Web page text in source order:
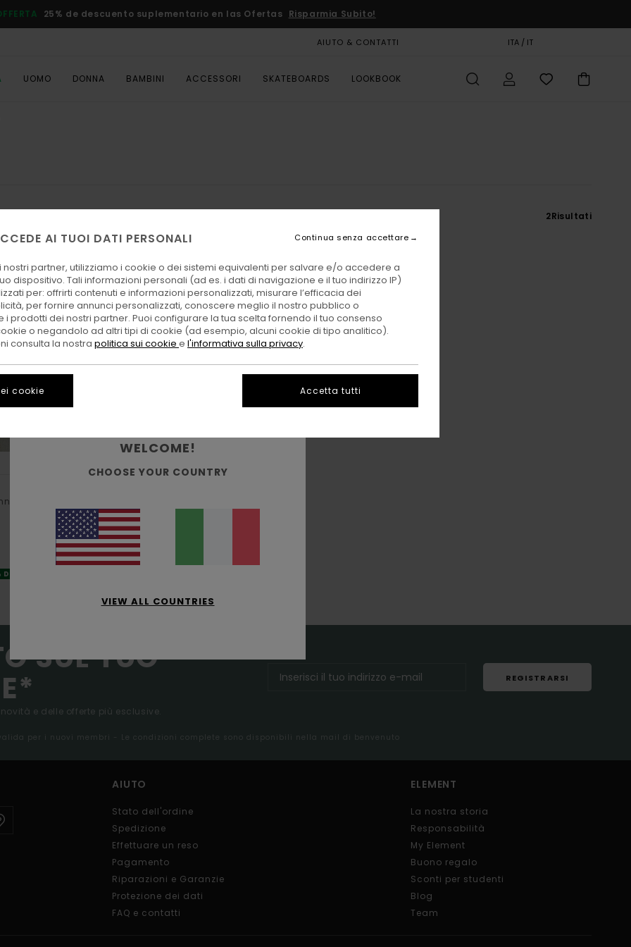
25% de descuento suplementario en las Ofertas Risparmia Subito!
AIUTO & CONTATTI ITA / IT
UOMO DONNA BAMBINI ACCESSORI SKATEBOARDS LOOKBOOK
2Risultati
SCONTO EXTRA
25,00 € 48%
13,12 €
OFFERTE
SUL TUO
e delle offerte più esclusive.
REGISTRARSI
per i nuovi membri - Le condizioni complete sono disponibili nella mail di benvenuto
AIUTO
Stato dell'ordine
Spedizione
Effettuare un reso
Pagamento
Riparazioni e Garanzie
Protezione dei dati
FAQ e contatti
ELEMENT
La nostra storia
Responsabilità
My Element
Buono regalo
Sconti per studenti
Blog
Team
WELCOME!
CHOOSE YOUR COUNTRY
VIEW ALL COUNTRIES
AI TUOI DATI PERSONALI
partner, utilizziamo i cookie o dei sistemi equivalenti per salvare e/o accedere a
dispositivo. Tali informazioni personali (ad es. i dati di navigazione e il tuo indirizzo IP)
per: offrirti contenuti e informazioni personalizzati, misurare l’efficacia dei
per fornire annunci personalizzati, conoscere meglio il nostro pubblico o
i prodotti dei nostri partner. Puoi configurare la tua scelta fornendo il tuo consenso
o negandolo ad altri tipi di cookie (ad esempio, alcuni cookie di tipo analitico).
consulta la nostra politica sui cookie e l'informativa sulla privacy.
cookie
Continua senza accettare
Accetta tutti